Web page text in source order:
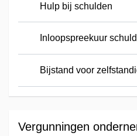
Hulp bij schulden
Inloopspreekuur
Bijstand voor
Vergunningen